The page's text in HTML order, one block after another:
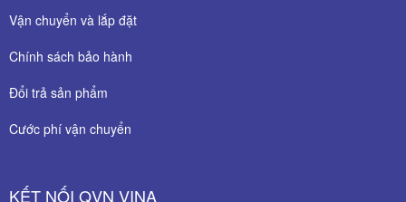
Vận chuyển và lắp đặt
Chính sách bảo hành
Đổi trả sản phẩm
Cước phí vận chuyển
KẾT NỐI QVN VINA